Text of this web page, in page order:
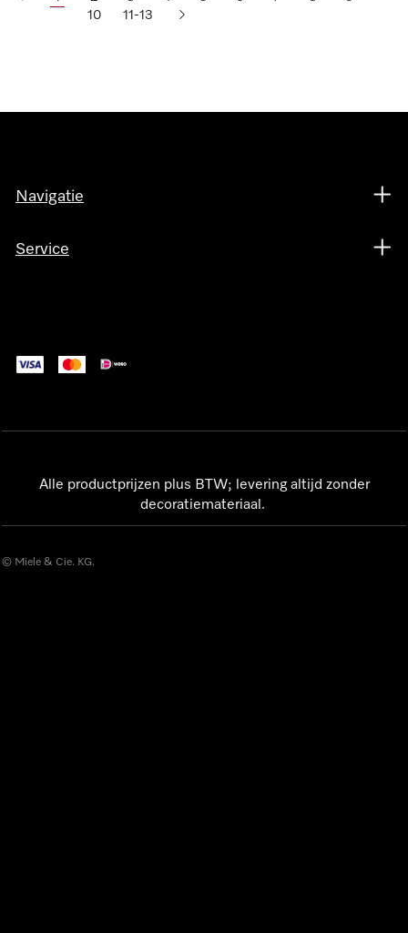
10
11-13
Navigatie
Service
Alle productprijzen plus BTW; levering altijd zonder
decoratiemateriaal.
© Miele & Cie. KG.